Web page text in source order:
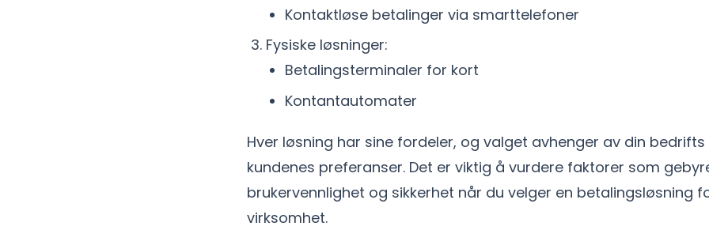
Kontaktløse betalinger via smarttelefoner
Fysiske løsninger:
Betalingsterminaler for kort
Kontantautomater
Hver løsning har sine fordeler, og valget avhenger av din
kundenes preferanser. Det er viktig å vurdere faktorer som
brukervennlighet og sikkerhet når du velger en betalingsløsning
virksomhet.